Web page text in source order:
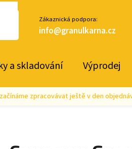
Zákaznická podpora:
info@granulkarna.cz
a skladování Výprodej
zpracovávat ještě v den